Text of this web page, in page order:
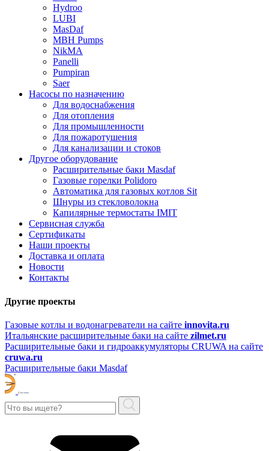
Hydroo
LUBI
MasDaf
MBH Pumps
NikMA
Panelli
Pumpiran
Saer
Насосы по назначению
Для водоснабжения
Для отопления
Для промышленности
Для пожаротушения
Для канализации и стоков
Другое оборудование
Расширительные баки Masdaf
Газовые горелки Polidoro
Автоматика для газовых котлов Sit
Шнуры из стекловолокна
Капилярные термостаты IMIT
Сервисная служба
Сертификаты
Наши проекты
Доставка и оплата
Новости
Контакты
Другие проекты
Газовые котлы и водонагреватели на сайте innovita.ru
Итальянские расширительные баки на сайте zilmet.ru
Расширительные баки и гидроаккумуляторы CRUWA на сайте
cruwa.ru
Расширительные баки Masdaf